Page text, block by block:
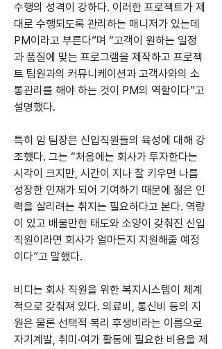
수행의 성격이 강하다. 이러한 프로젝트가 제
대로 수행되도록 관리하는 매니저가 있는데
PM이라고 부른다”며 “고객이 원하는 일정
과 품질에 맞는 프로그램을 제작하고 프로젝
트 팀원과의 커뮤니케이션과 고객사와의 소
통관리를 해야 하는 것이 PM의 역할이다”고
설명했다.
특히 임 팀장은 신입직원들의 육성에 대해 강
조했다. 그는 “처음에는 회사가 투자한다는
시각이 크지만, 시간이 지나 잘 키우면 나름
성장한 인재가 되어 기여하기 때문에 젊은 인
력을 살리려는 취지는 필요하다고 본다. 역량
이 있고 배울만한 태도와 소양이 갖춰진 신입
직원이라면 회사가 얼마든지 지원해줄 예정
이다”고 말했다.
비디는 회사 직원을 위한 복지시스템이 체계
적으로 갖춰져 있다. 의료비, 통신비 등의 지
원은 물론 선택적 복리 후생비라는 이름으로
자기계발, 취미·여가 활동에 필요한 비용을 제